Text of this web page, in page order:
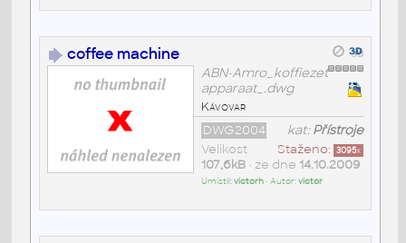
coffee machine
ABN-Amro_koffiezet
apparaat_.dwg
Kávovar
kat:Přístroje
DWG2004
Staženo: 3095x
Velikost
107,6kB• ze dne 14.10.2009
Umístil:victorh• Autor:victor